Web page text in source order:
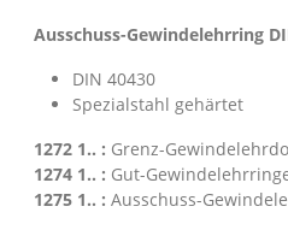
Ausschuss-Gewindelehrring
DIN 40430
Spezialstahl gehärtet
1272 1.. : Grenz-
1274 1.. : Gut-
1275 1.. : Ausschuss-